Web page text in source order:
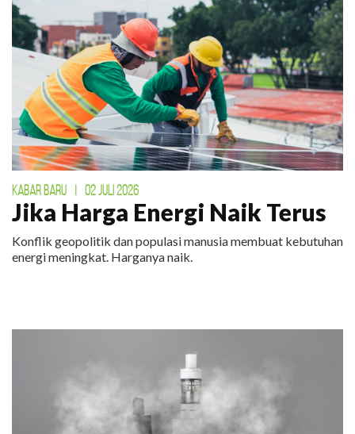
KABAR BARU | 02 JULI 2026
Jika Harga Energi Naik Terus
Konflik geopolitik dan populasi manusia membuat kebutuhan
energi meningkat. Harganya naik.